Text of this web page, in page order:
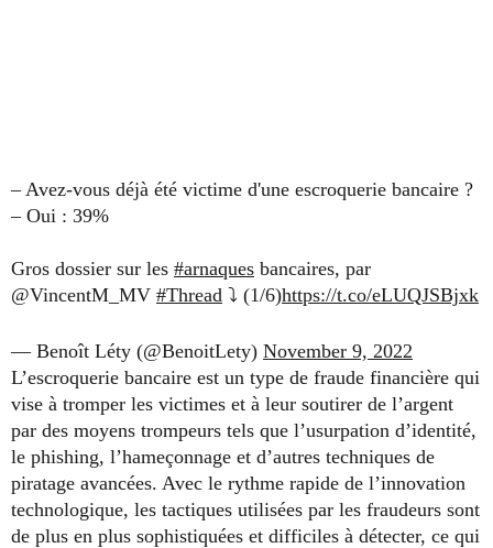
– Avez-vous déjà été victime d'une escroquerie bancaire ?
– Oui : 39%
Gros dossier sur les #arnaques bancaires, par
@VincentM_MV #Thread ⤵️ (1/6)https://t.co/eLUQJSBjxk
— Benoît Léty (@BenoitLety) November 9, 2022
L’escroquerie bancaire est un type de fraude financière qui
vise à tromper les victimes et à leur soutirer de l’argent
par des moyens trompeurs tels que l’usurpation d’identité,
le phishing, l’hameçonnage et d’autres techniques de
piratage avancées. Avec le rythme rapide de l’innovation
technologique, les tactiques utilisées par les fraudeurs sont
de plus en plus sophistiquées et difficiles à détecter, ce qui